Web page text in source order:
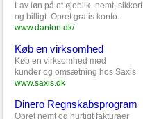
Lav løn på et øjeblik–nemt, sikkert
og billigt. Opret gratis konto.
www.danlon.dk/
Køb en virksomhed
Køb en virksomhed med
kunder og omsætning hos Saxis
www.saxis.dk
Dinero Regnskabsprogram
Opret nemt og hurtigt fakturaer